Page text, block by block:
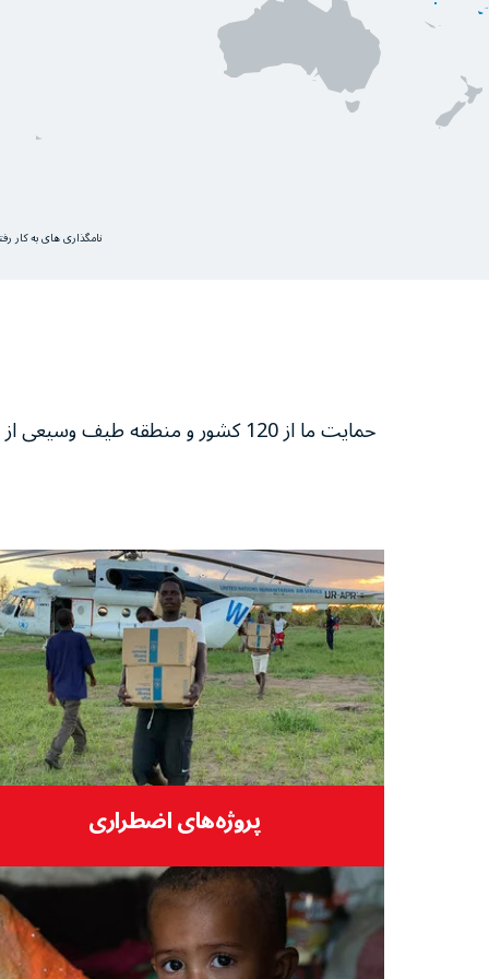
نامگذاری های به کار
حمایت ما از 120 کشور و منطقه طیف وسیعی از فعالیت‌ها برای نجات و تغییر زندگی‌ افراد را با هدف نهایی به صفر رساندن گرسنگی در سراسر جهان شامل می‌شود.
پروژه‌های اضطراری